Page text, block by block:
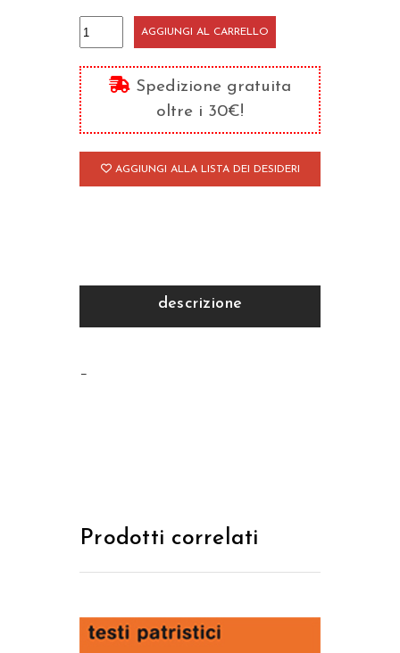
Discorso
ascetico
quantità
AGGIUNGI AL CARRELLO
Spedizione gratuita
oltre i 30€!
AGGIUNGI ALLA LISTA DEI DESIDERI
descrizione
–
Prodotti correlati